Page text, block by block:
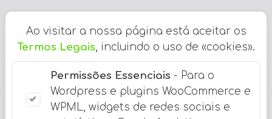
Ao visitar a nossa página está aceitar os
Termos Legais, incluindo o uso de «cookies».
Permissões Essenciais - Para o
Wordpress e plugins WooCommerce e
WPML, widgets de redes sociais e